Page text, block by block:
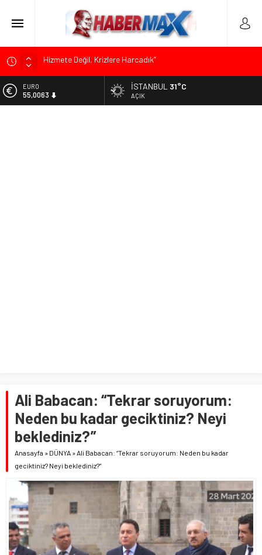
Edremit’te Kaymakam Ahmet Odabaş’a Duygu Dolu Veda
Tarihçi Yusuf Halaçoğlu’ndan TBMM’ye Sunulan Yasa Teklifine
Sert Eleştiri: “Osmanlı’nın Hukuk Anlayışının Gerisine
EURO
55,0063
İSTANBUL 31°C
AÇIK
Ali Babacan: “Tekrar soruyorum:
Neden bu kadar geciktiniz? Neyi
beklediniz?”
Anasayfa » DÜNYA »Ali Babacan: “Tekrar soruyorum: Neden bu kadar
geciktiniz? Neyi beklediniz?”